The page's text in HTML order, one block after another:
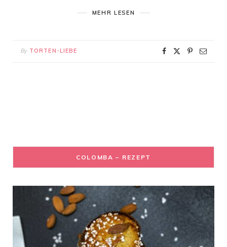
MEHR LESEN
By TORTEN-LIEBE
COLOMBA – REZEPT